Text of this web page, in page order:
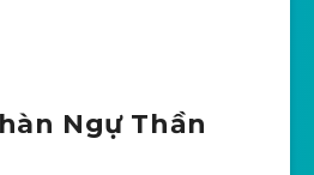
Ngự Thần